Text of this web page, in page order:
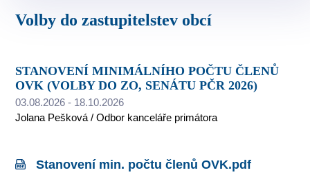
vyřídit Potřebuji zaplatit
Volby do zastupitelstev obcí
STANOVENÍ MINIMÁLNÍHO POČTU ČLENŮ
OVK (VOLBY DO ZO, SENÁTU PČR 2026)
03.08.2026 - 18.10.2026
Jolana Pešková / Odbor kanceláře primátora
Stanovení min. počtu členů OVK.pdf